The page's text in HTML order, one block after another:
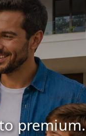
premium.